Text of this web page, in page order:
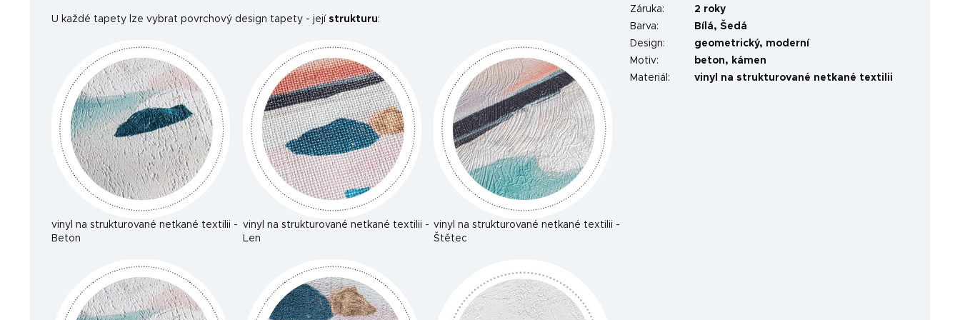
U každé tapety lze vybrat povrchový design tapety - její strukturu:
vinyl na strukturované netkané textilii -
Beton
vinyl na strukturované netkané textilii -
Len
vinyl na strukturované netkané textilii -
Štětec
Záruka:
2 roky
Barva: Bílá,Šedá
Design: geometrický, moderní
Motiv: beton, kámen
Materiál : vinyl na strukturované netkané textilii